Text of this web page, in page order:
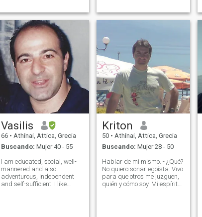
womans experience and
guidance. Not
fiable. Me encanta la vida y
soy optimista, me encantan
historia, la música, filosofía,
animales y naturaleza. Me
gusta viajar, nadar, bailar,
salir.
Vasilis
66 • Athínai, Attica, Grecia
Buscando: Mujer 40 - 55
I am educated, social, well-
mannered and also
adventurous, independent
and self-sufficient. I like
Kriton
50 • Athínai, Attica, Grecia
Buscando: Mujer 28 - 50
Hablar de mí mismo. - ¿Qué?
No quiero sonar egoísta. Vivo
para que otros me juzguen,
quién y cómo soy. Mi espíritu